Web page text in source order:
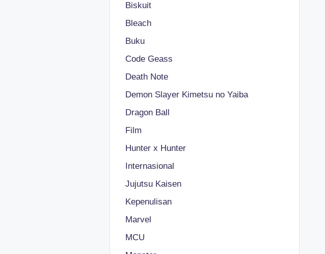
Biskuit
Bleach
Buku
Code Geass
Death Note
Demon Slayer Kimetsu no Yaiba
Dragon Ball
Film
Hunter x Hunter
Internasional
Jujutsu Kaisen
Kepenulisan
Marvel
MCU